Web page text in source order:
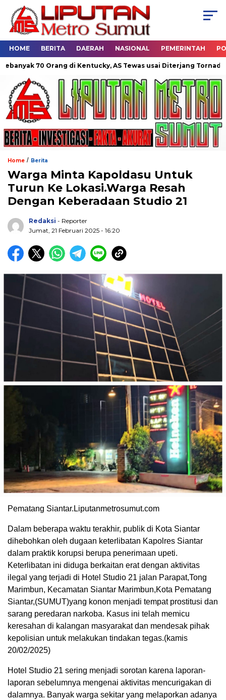
HOME BERITA DAERAH NASIONAL PEMERINTAH
70 Orang di Kentucky, AS Tewas usai Diterjang Tornado
Home / Berita
Warga Minta Kapoldasu Untuk
Turun Ke Lokasi.Warga Resah
Dengan Keberadaan Studio 21
Redaksi - Reporter
Jumat, 21 Februari 2025 - 16:20
Pematang Siantar.Liputanmetrosumut.com
Dalam beberapa waktu terakhir, publik di Kota Siantar
dihebohkan oleh dugaan keterlibatan Kapolres Siantar
dalam praktik korupsi berupa penerimaan upeti.
Keterlibatan ini diduga berkaitan erat dengan aktivitas
ilegal yang terjadi di Hotel Studio 21 jalan Parapat,Tong
Marimbun, Kecamatan Siantar Marimbun,Kota Pematang
Siantar,(SUMUT)yang konon menjadi tempat prostitusi dan
sarang peredaran narkoba. Kasus ini telah memicu
keresahan di kalangan masyarakat dan mendesak pihak
kepolisian untuk melakukan tindakan tegas.(kamis
20/02/2025)
Hotel Studio 21 sering menjadi sorotan karena laporan-
laporan sebelumnya mengenai aktivitas mencurigakan di
dalamnya. Banyak warga sekitar yang melaporkan adanya